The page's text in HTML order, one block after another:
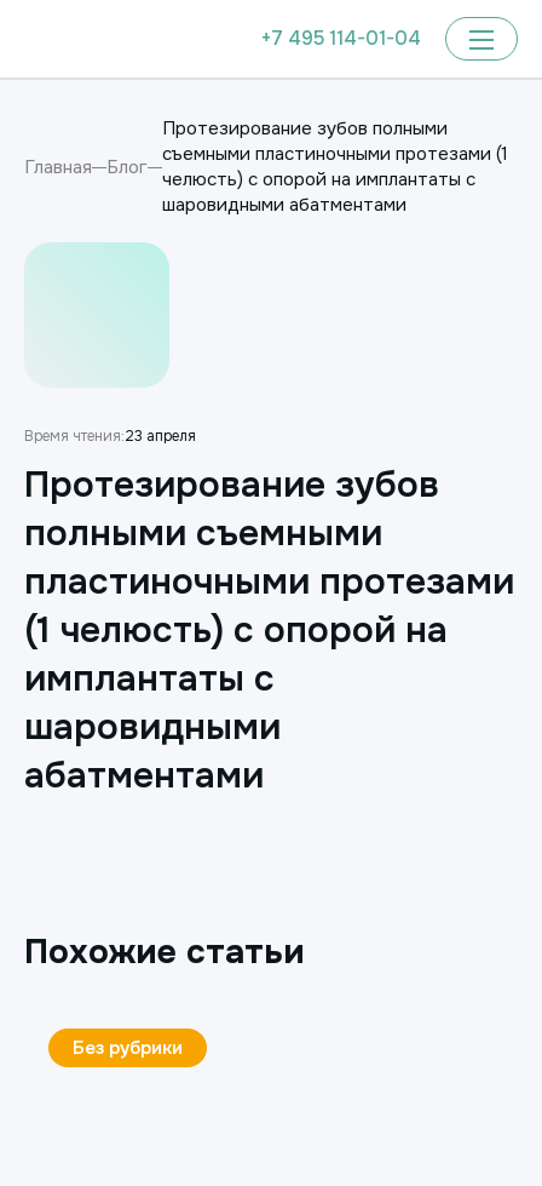
+7 495 114-01-04
Главная Блог
Протезирование зубов полными
съемными пластиночными протезами (1
челюсть) с опорой на имплантаты с
шаровидными абатментами
Время чтения:23 апреля
Протезирование зубов
полными съемными
пластиночными протезами
(1 челюсть) с опорой на
имплантаты с
шаровидными
абатментами
Похожие статьи
Без рубрики